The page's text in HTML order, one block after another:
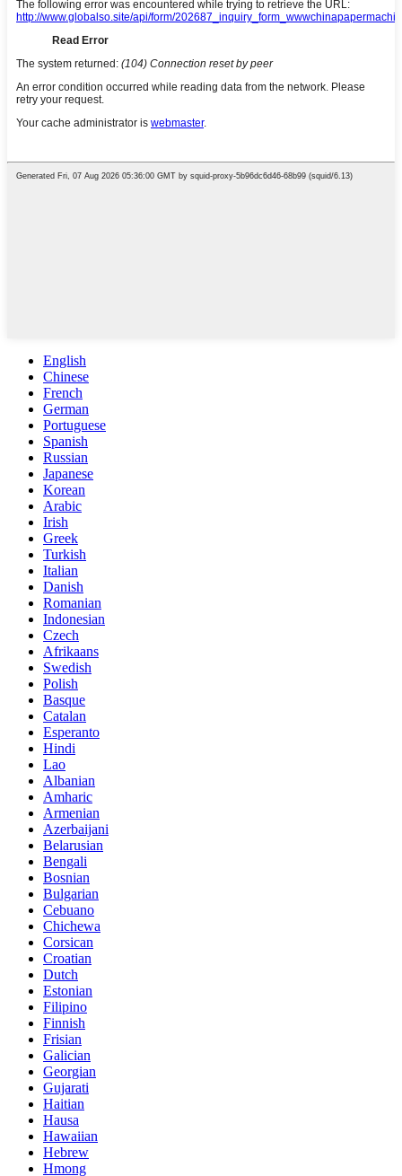
English
Chinese
French
German
Portuguese
Spanish
Russian
Japanese
Korean
Arabic
Irish
Greek
Turkish
Italian
Danish
Romanian
Indonesian
Czech
Afrikaans
Swedish
Polish
Basque
Catalan
Esperanto
Hindi
Lao
Albanian
Amharic
Armenian
Azerbaijani
Belarusian
Bengali
Bosnian
Bulgarian
Cebuano
Chichewa
Corsican
Croatian
Dutch
Estonian
Filipino
Finnish
Frisian
Galician
Georgian
Gujarati
Haitian
Hausa
Hawaiian
Hebrew
Hmong